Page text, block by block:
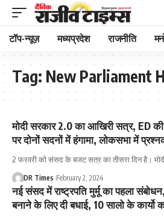
टॉप-न्यूज़ मध्यप्रदेश राजनीति
Tag: New Parliament
मोदी सरकार 2.0 का आखिरी सत्र, ED
पर दोनों सदनों में हंगामा, लोकसभा में
2 फरवरी को संसद के बजट सत्र का तीसरा दिन है।
DR Times February 2, 2024
नई संसद में राष्ट्रपति मुर्मू का पहला
बनाने के लिए दी बधाई, 10 सालो के कार्यो